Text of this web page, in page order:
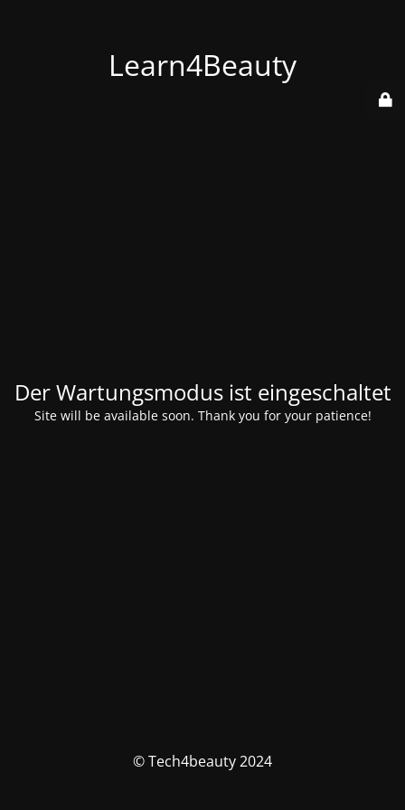
Learn4Beauty
Der Wartungsmodus ist eingeschaltet
Site will be available soon. Thank you for your patience!
© Tech4beauty 2024